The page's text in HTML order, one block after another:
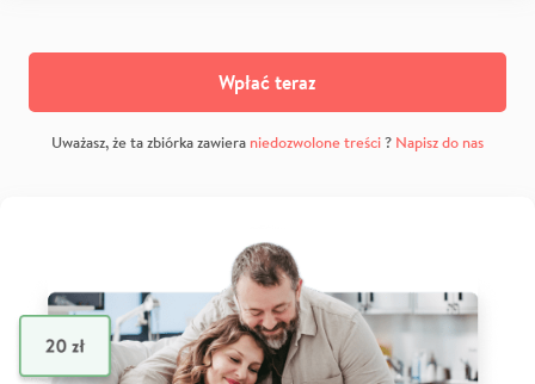
Wpłać teraz
Uważasz, że ta zbiórka zawiera niedozwolone treści? Napisz do nas